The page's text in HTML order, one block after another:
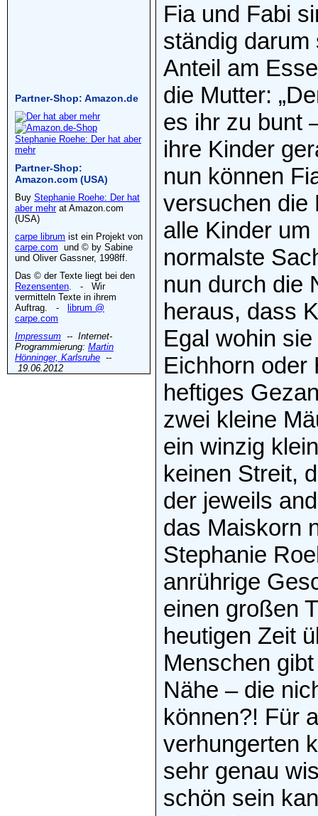
Fia und Fabi
ständig
Anteil am
die Mutter:
es ihr zu bunt
ihre Kinder
nun können
versuchen die
alle Kinder
normalste
nun durch die
heraus, dass
Egal wohin
Eichhorn oder
heftiges
zwei kleine
ein winzig
keinen Streit,
der jeweils
das Maiskorn
Stephanie
anrührige
einen großen
heutigen Zeit
Menschen
Nähe – die
können?! Für
verhungerten
sehr genau
schön sein
Partner-Shop: Amazon.de
Stephanie Roehe: Der hat aber
mehr
Partner-Shop:
Amazon.com (USA)
Buy Stephanie Roehe: Der hat
aber mehrat Amazon.com
(USA)
carpe librum ist ein Projekt von
carpe.com und © by Sabine
und Oliver Gassner, 1998ff.
Das © der Texte liegt bei den
Rezensenten. - Wir
vermitteln Texte in ihrem
Auftrag. -
librum @
carpe.com
Impressum -- Internet-
Programmierung: Martin
Hönninger, Karlsruhe --
19.06.2012